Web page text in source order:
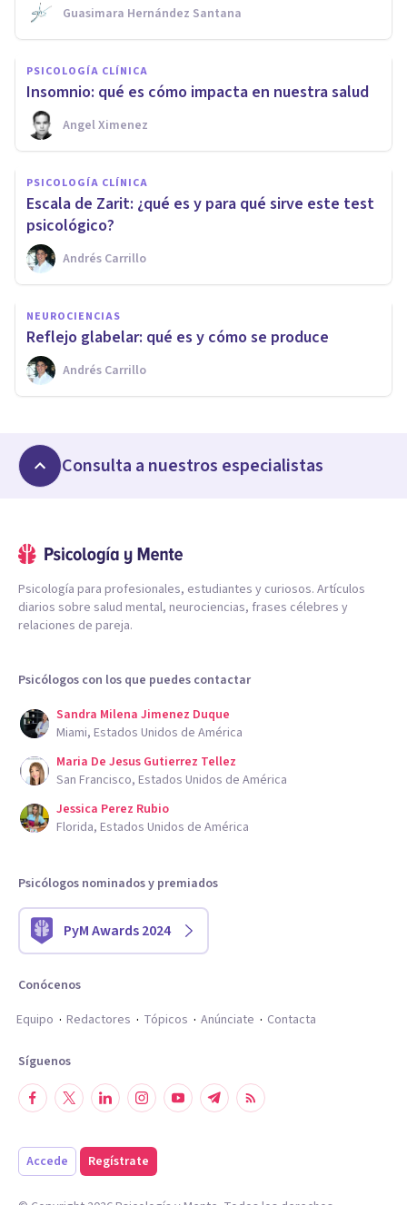
Guasimara Hernández Santana
PSICOLOGÍA CLÍNICA
Insomnio: qué es cómo impacta en nuestra salud
Angel Ximenez
PSICOLOGÍA CLÍNICA
Escala de Zarit: ¿qué es y para qué sirve este test
psicológico?
Andrés Carrillo
NEUROCIENCIAS
Reflejo glabelar: qué es y cómo se produce
Andrés Carrillo
Consulta a nuestros especialistas
Psicología para profesionales, estudiantes y curiosos. Artículos
diarios sobre salud mental, neurociencias, frases célebres y
relaciones de pareja.
Psicólogos con los que puedes contactar
Sandra Milena Jimenez Duque
Miami, Estados Unidos de América
Maria De Jesus Gutierrez Tellez
San Francisco, Estados Unidos de América
Jessica Perez Rubio
Florida, Estados Unidos de América
Psicólogos nominados y premiados
PyM Awards 2024
Conócenos
Equipo
Redactores Tópicos Anúnciate Contacta
Síguenos
Accede Regístrate